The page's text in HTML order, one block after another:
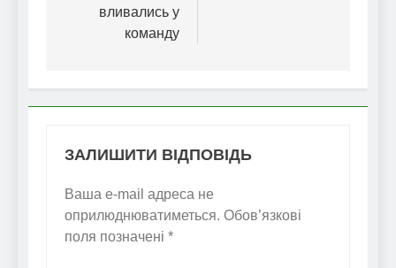
вливались у
команду
ЗАЛИШИТИ ВІДПОВІДЬ
Ваша e-mail адреса не
оприлюднюватиметься. Обов’язкові
поля позначені *